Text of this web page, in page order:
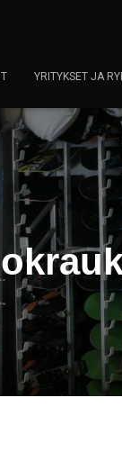
YRITYKSET JA